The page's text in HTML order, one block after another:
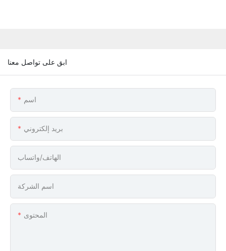
ابق على تواصل معنا
اسم
بريد إلكتروني
الهاتف/واتساب
اسم الشركة
المحتوى